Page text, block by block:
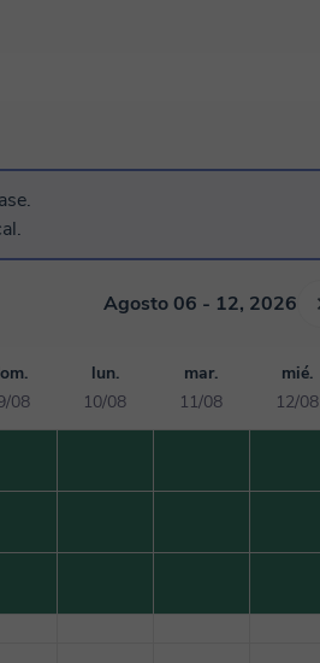
herramientas. Por ello, mi enfoque
Agosto 06 - 12, 2026
08
lun.
10/08
mar.
11/08
mié.
12/08